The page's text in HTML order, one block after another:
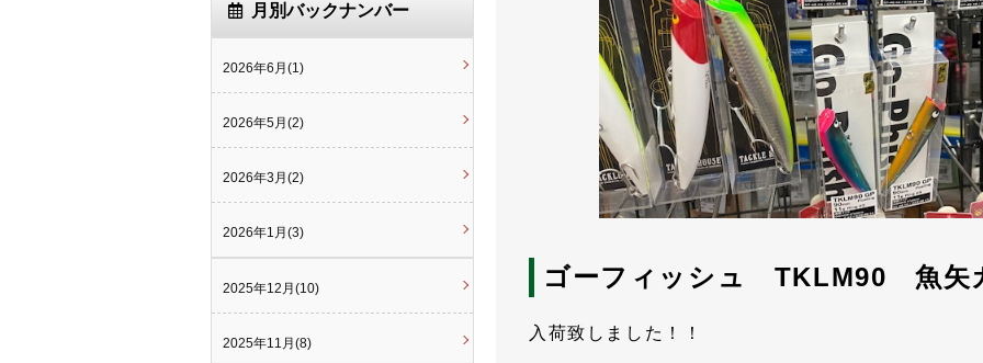
ゴーフィッシュ TKLM90 魚矢
入荷致しました！！
月別バックナンバー
2026年6月(1)
2026年5月(2)
2026年3月(2)
2026年1月(3)
2025年12月(10)
2025年11月(8)